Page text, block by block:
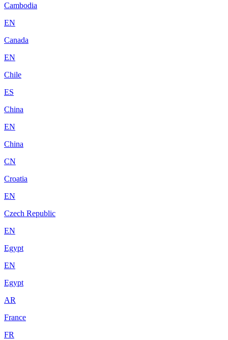
Cambodia
EN
Canada
EN
Chile
ES
China
EN
China
CN
Croatia
EN
Czech Republic
EN
Egypt
EN
Egypt
AR
France
FR